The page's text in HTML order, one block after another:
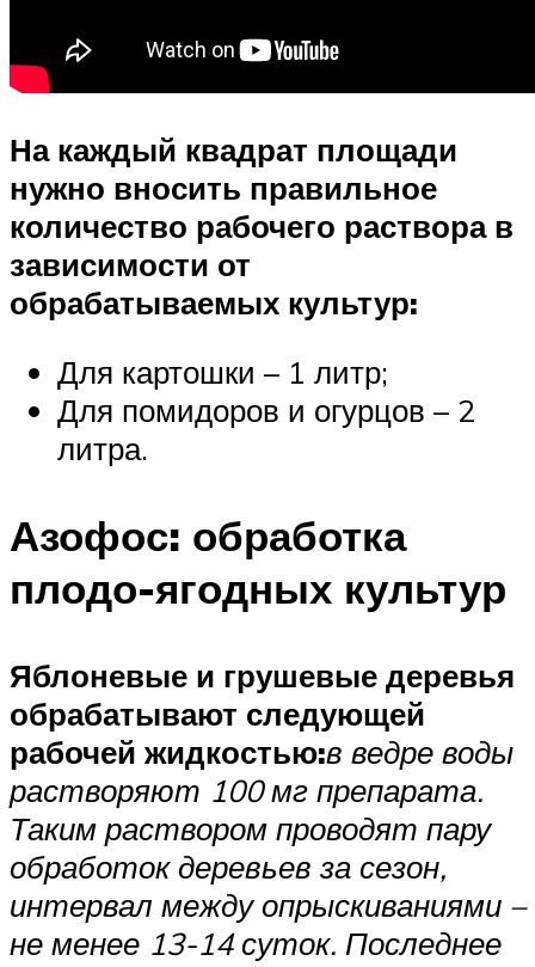
На каждый квадрат площади
нужно вносить правильное
количество рабочего раствора в
зависимости от
обрабатываемых культур:
Для картошки – 1 литр;
Для помидоров и огурцов – 2
литра.
Азофос: обработка
плодо-ягодных культур
Яблоневые и грушевые деревья
обрабатывают следующей
рабочей жидкостью:в ведре воды
растворяют 100 мг препарата.
Таким раствором проводят пару
обработок деревьев за сезон,
интервал между опрыскиваниями –
не менее 13-14 суток. Последнее